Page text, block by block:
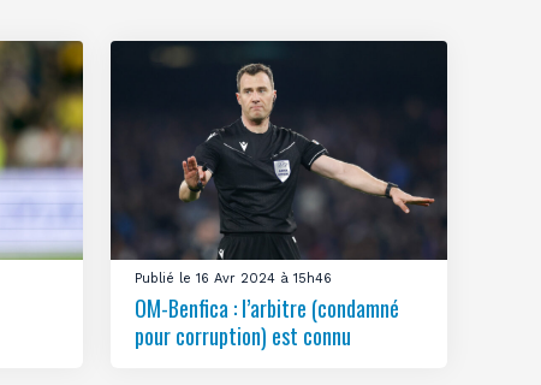
Publié le 16 Avr 2024 à 15h46
OM-Benfica : l’arbitre (condamné
pour corruption) est connu